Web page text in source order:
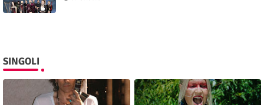
SINGOLI